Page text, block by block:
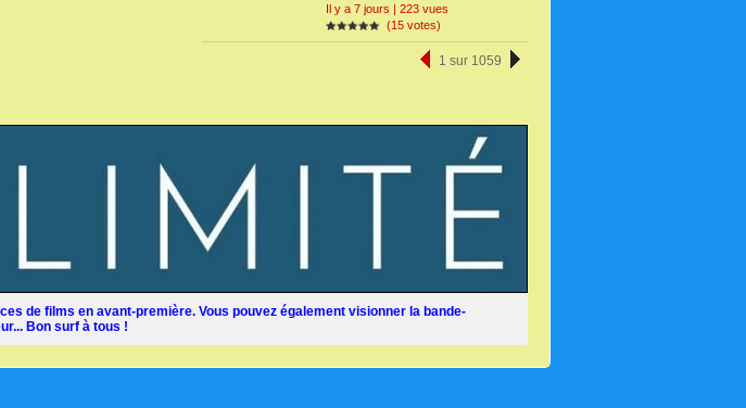
Il y a 7 jours | 223 vues
(15 votes)
1 sur 1059
de films en avant-première. Vous pouvez également visionner la bande-
Bon surf à tous !